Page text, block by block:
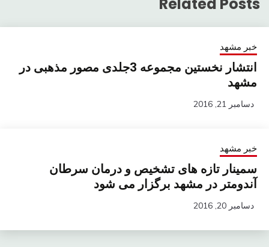
خبر مشهد
انتشار نخستین مجموعه 3جلدی مصور مذهبی در
مشهد
دسامبر 21, 2016
خبر مشهد
سمینار تازه های تشخیص و درمان سرطان
آندومتر در مشهد برگزار می شود
دسامبر 20, 2016